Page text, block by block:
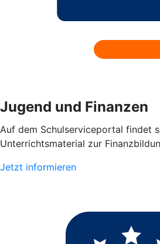
Jugend und Finanzen
Auf dem Schulserviceportal findet
Unterrichtsmaterial zur
Jetzt informieren